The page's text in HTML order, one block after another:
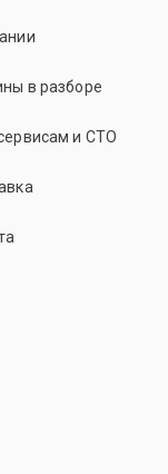
в разборе
и СТО